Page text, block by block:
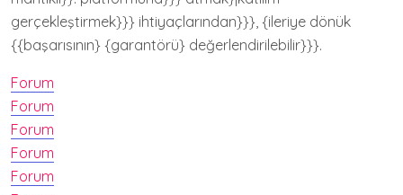
gerçekleştirmek}}} ihtiyaçlarından}}}, {ileriye dönük
{{başarısının} {garantörü} değerlendirilebilir}}}.
Forum
Forum
Forum
Forum
Forum